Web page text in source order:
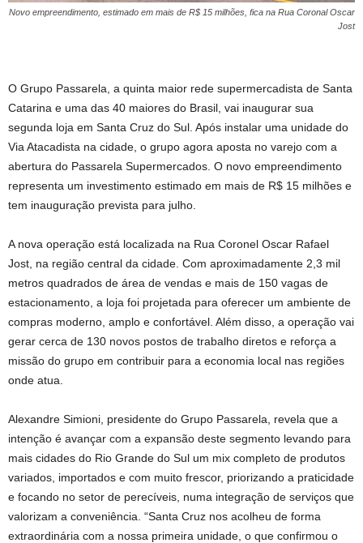
Novo empreendimento, estimado em mais de R$ 15 milhões, fica na Rua Coronal Oscar
Jost
O Grupo Passarela, a quinta maior rede supermercadista de Santa
Catarina e uma das 40 maiores do Brasil, vai inaugurar sua
segunda loja em Santa Cruz do Sul. Após instalar uma unidade do
Via Atacadista na cidade, o grupo agora aposta no varejo com a
abertura do Passarela Supermercados. O novo empreendimento
representa um investimento estimado em mais de R$ 15 milhões e
tem inauguração prevista para julho.
A nova operação está localizada na Rua Coronel Oscar Rafael
Jost, na região central da cidade. Com aproximadamente 2,3 mil
metros quadrados de área de vendas e mais de 150 vagas de
estacionamento, a loja foi projetada para oferecer um ambiente de
compras moderno, amplo e confortável. Além disso, a operação vai
gerar cerca de 130 novos postos de trabalho diretos e reforça a
missão do grupo em contribuir para a economia local nas regiões
onde atua.
Alexandre Simioni, presidente do Grupo Passarela, revela que a
intenção é avançar com a expansão deste segmento levando para
mais cidades do Rio Grande do Sul um mix completo de produtos
variados, importados e com muito frescor, priorizando a praticidade
e focando no setor de perecíveis, numa integração de serviços que
valorizam a conveniência. “Santa Cruz nos acolheu de forma
extraordinária com a nossa primeira unidade, o que confirmou o